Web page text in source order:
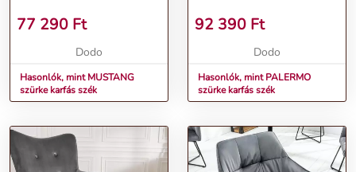
77 290 Ft
Dodo
Hasonlók, mint MUSTANG
szürke karfás szék
92 390 Ft
Dodo
Hasonlók, mint PALERMO
szürke karfás szék